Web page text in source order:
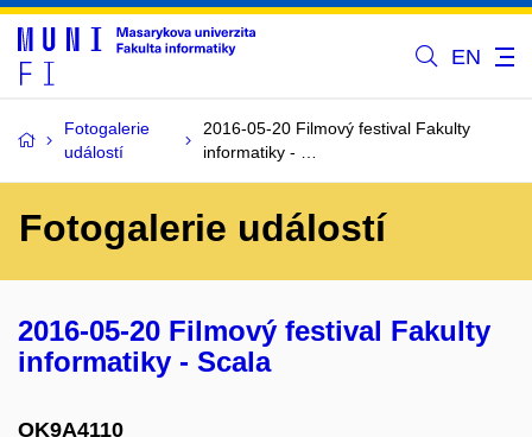
EN
Fotogalerie
událostí
2016-05-20 Filmový festival Fakulty
informatiky - …
Fotogalerie událostí
2016-05-20 Filmový festival Fakulty
informatiky - Scala
OK9A4110